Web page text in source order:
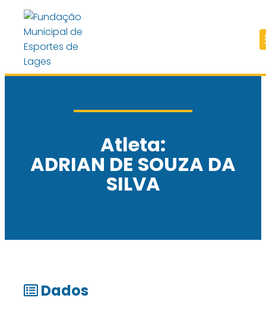
Atleta:
ADRIAN DE SOUZA DA
SILVA
Dados